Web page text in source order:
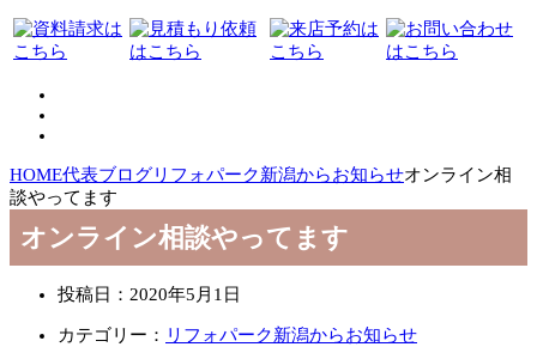
HOME代表ブログリフォパーク新潟からお知らせオンライン相
談やってます
オンライン相談やってます
投稿日： 2020年5月1日
カテゴリー： リフォパーク新潟からお知らせ